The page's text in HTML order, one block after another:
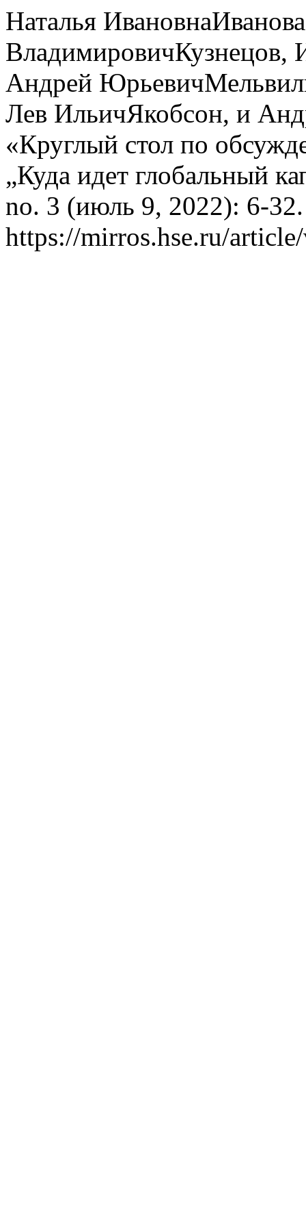
Наталья
ВладимировичКузнецов,
Андрей
Лев ИльичЯкобсон, и
«Круглый стол по
„Куда идет глобальный
no. 3 (июль 9, 2022): 6-
https://mirros.hse.ru/